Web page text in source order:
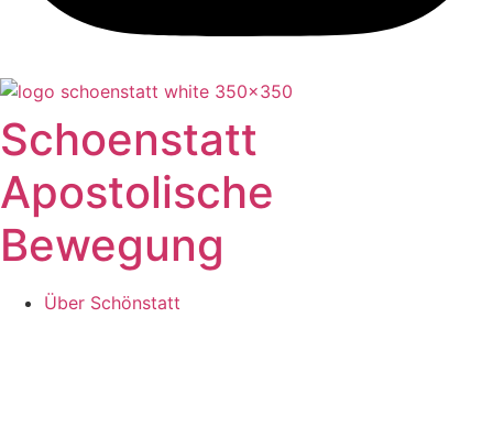
Schoenstatt
Apostolische
Bewegung
Über Schönstatt